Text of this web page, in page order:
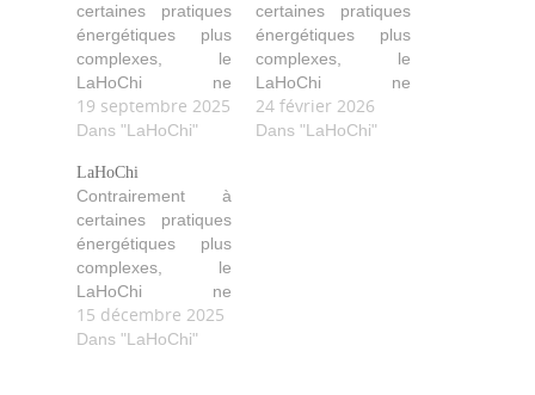
certaines pratiques
énergétiques plus
complexes, le
LaHoChi ne
nécessite pas
l’utilisation de
rituels élaborés, ce
qui le rend
particulièrement
accessible. Comme
avec le Reiki, une
fois formé, vous
pouvez
pratiquer l’auto-
19 septembre 2025
Dans "LaHoChi"
certaines pratiques
énergétiques plus
complexes, le
LaHoChi ne
nécessite pas
l’utilisation de
24 février 2026
Dans "LaHoChi"
LaHoChi
Contrairement à
certaines pratiques
énergétiques plus
complexes, le
LaHoChi ne
nécessite pas
l’utilisation de
15 décembre 2025
Dans "LaHoChi"